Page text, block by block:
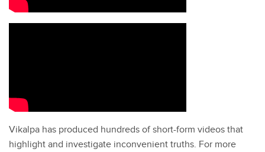
Vikalpa has produced hundreds of short-form videos that
highlight and investigate inconvenient truths. For more